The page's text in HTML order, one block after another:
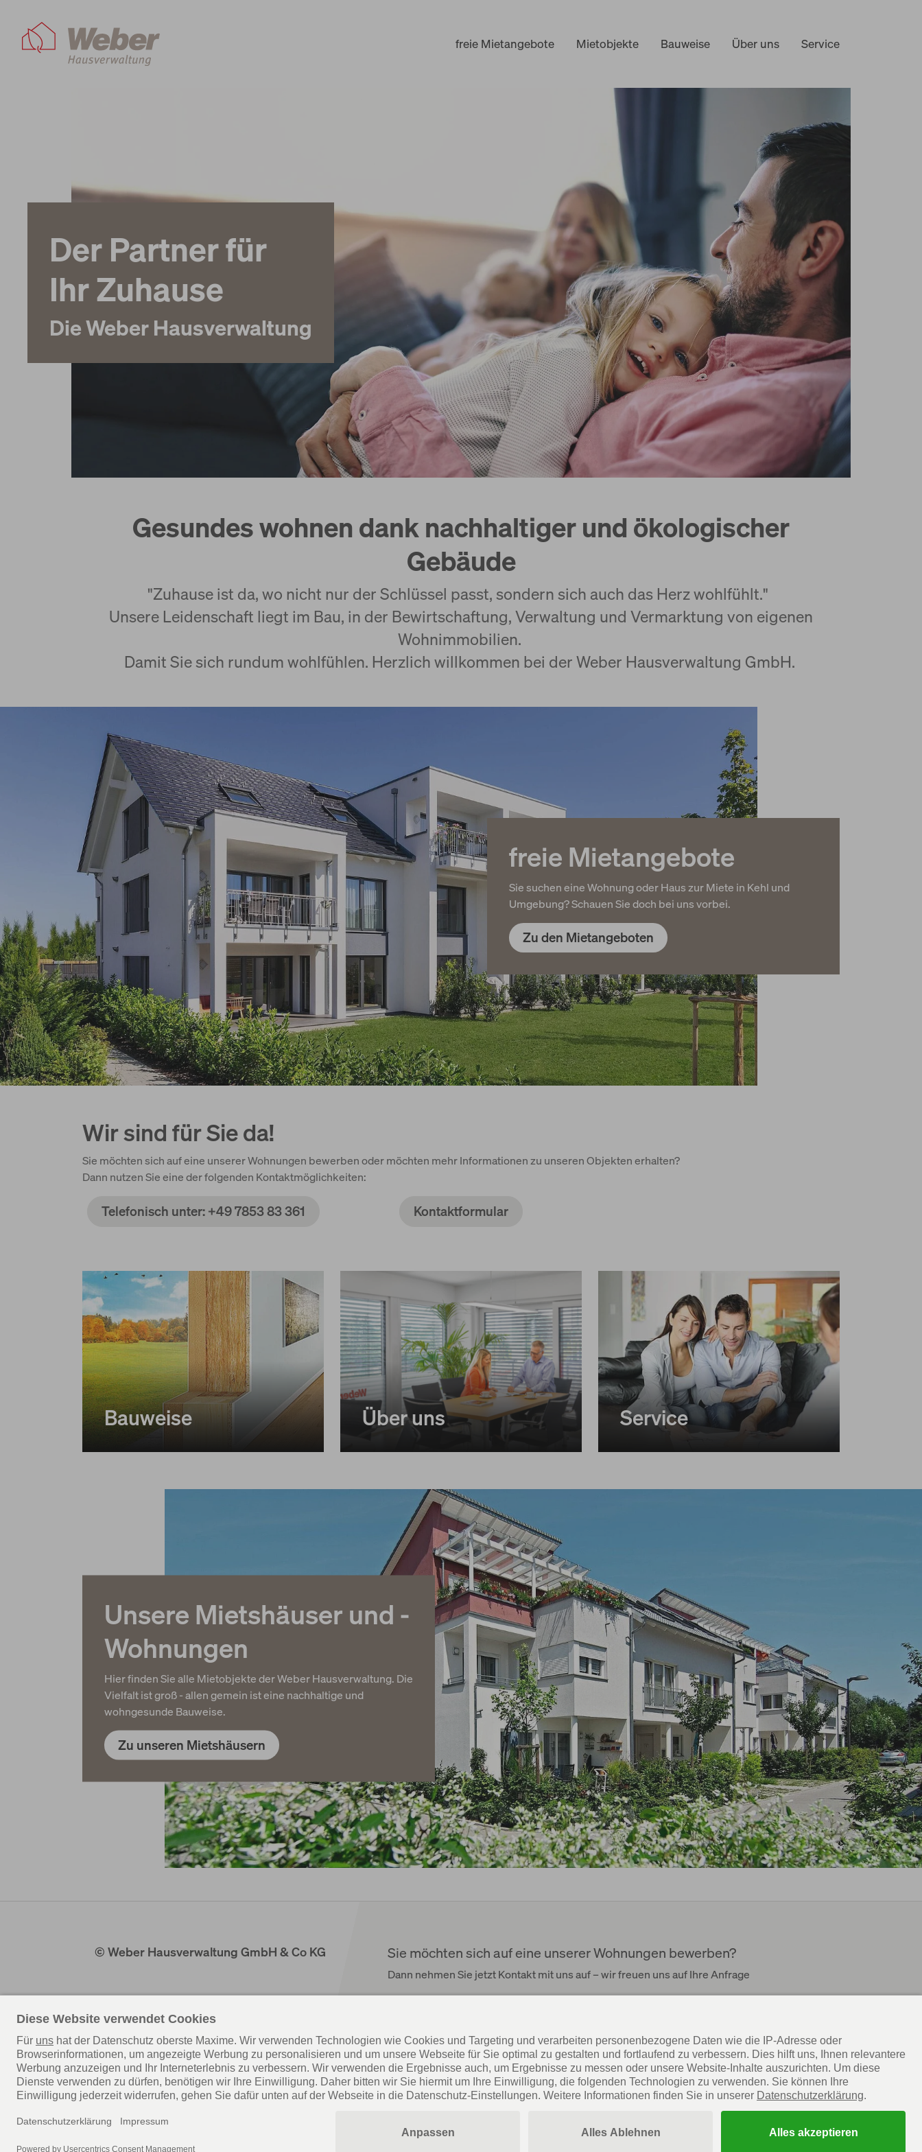
freie Mietangebote Mietobjekte Bauweise Über uns Service
Der Partner für
Ihr Zuhause
Die Weber Hausverwaltung
Gesundes wohnen dank nachhaltiger und ökologischer
Gebäude
"Zuhause ist da, wo nicht nur der Schlüssel passt, sondern sich auch das Herz wohlfühlt."
Unsere Leidenschaft liegt im Bau, in der Bewirtschaftung, Verwaltung und Vermarktung von eigenen
Wohnimmobilien.
Damit Sie sich rundum wohlfühlen. Herzlich willkommen bei der Weber Hausverwaltung GmbH.
freie Mietangebote
Sie suchen eine Wohnung oder Haus zur Miete in Kehl und
Umgebung? Schauen Sie doch bei uns vorbei.
Zu den Mietangeboten
Wir sind für Sie da!
Sie möchten sich auf eine unserer Wohnungen bewerben oder möchten mehr Informationen zu unseren Objekten erhalten?
Dann nutzen Sie eine der folgenden Kontaktmöglichkeiten:
Telefonisch unter: +49 7853 83 361 Kontaktformular
Bauweise Über uns Service
Unsere Mietshäuser und -
Wohnungen
Hier finden Sie alle Mietobjekte der Weber Hausverwaltung. Die
Vielfalt ist groß - allen gemein ist eine nachhaltige und
wohngesunde Bauweise.
Zu unseren Mietshäusern
© Weber Hausverwaltung GmbH & Co KG
ZENTRALE
+49 7853 83 361
info@weber-hausverwaltung.info
Sie möchten sich auf eine unserer Wohnungen bewerben?
Dann nehmen Sie jetzt Kontakt mit uns auf – wir freuen uns auf Ihre Anfrage
Barrierefreiheitserklärung Datenschutz
Impressum
Mietobjekte
Bauweise
Über uns